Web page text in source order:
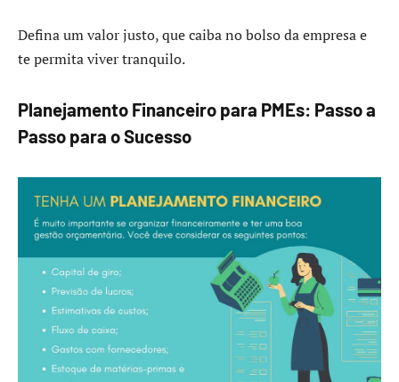
Defina um valor justo, que caiba no bolso da empresa e
te permita viver tranquilo.
Planejamento Financeiro para PMEs: Passo a
Passo para o Sucesso